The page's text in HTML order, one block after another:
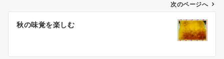
ン
次のページへ
秋の味覚を楽しむ